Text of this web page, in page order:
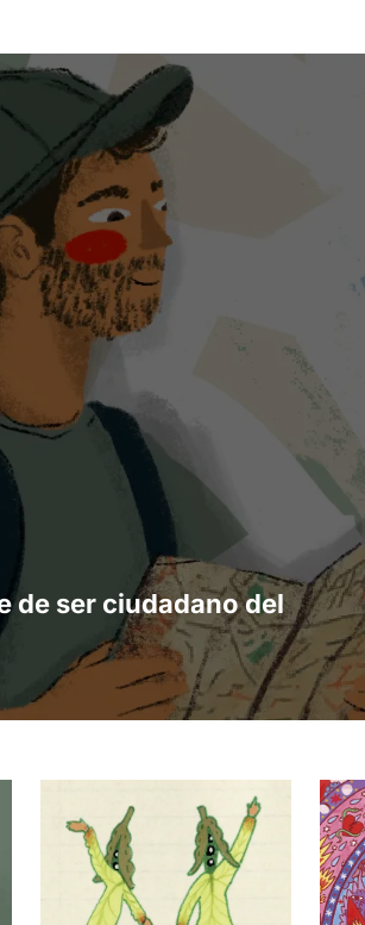
de ser ciudadano del